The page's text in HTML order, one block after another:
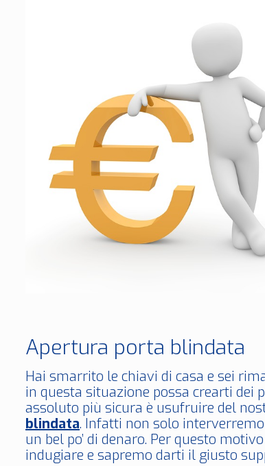
Apertura porta blindata
Hai smarrito le chiavi di casa e sei
in questa situazione possa crearti dei
assoluto più sicura è usufruire del
blindata. Infatti non solo
un bel po’ di denaro. Per questo
indugiare e sapremo darti il giusto